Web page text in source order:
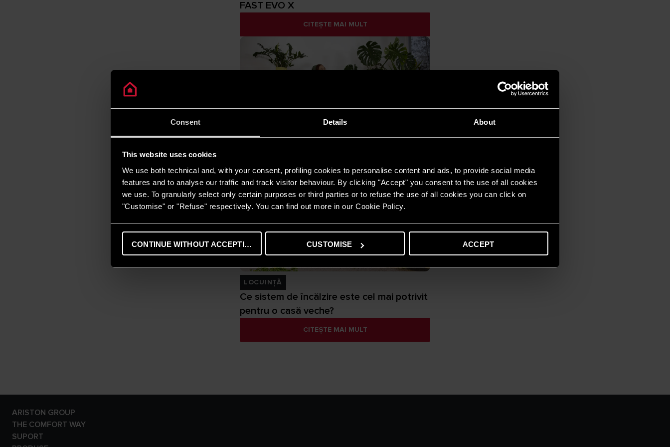
Consent Details About
This website uses cookies
We use both technical and, with your consent, profiling cookies to personalise content and ads, to provide social media
features and to analyse our traffic and track visitor behaviour. By clicking "Accept" you consent to the use of all cookies
we use. To granularly select only certain purposes or third parties or to refuse the use of all cookies you can click on
"Customise" or "Refuse" respectively. You can find out more in our Cookie Policy.
CONTINUE WITHOUT ACCEPTING CUSTOMISE ACCEPT
FAST EVO X
CITEȘTE MAI MULT
CITEȘTE MAI MULT
LOCUINȚĂ
Ce sistem de încălzire este cel mai potrivit
pentru o casă veche?
CITEȘTE MAI MULT
ARISTON GROUP
Despre Noi
Grupul
THE COMFORT WAY
Locuință
SUPORT